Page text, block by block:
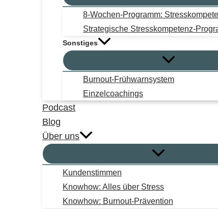
8-Wochen-Programm:
Strategische Stresskompetenz-
Sonstiges
Burnout-Frühwarnsystem
Einzelcoachings
Podcast
Blog
Über uns
Kundenstimmen
Knowhow: Alles über Stress
Knowhow: Burnout-Prävention